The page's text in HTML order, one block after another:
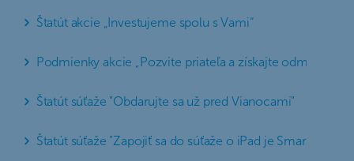
Štatút akcie „Investujeme spolu s Vami“
Podmienky akcie „Pozvite priateľa a získajte odmenu“
Štatút súťaže "Obdarujte sa už pred Vianocami"
Štatút súťaže "Zapojiť sa do súťaže o iPad je Smart"